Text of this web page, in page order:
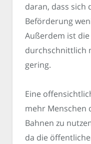
daran, dass sich
Beförderung
Außerdem ist
durchschnittlich
gering.
Eine
mehr Menschen
Bahnen zu
da die